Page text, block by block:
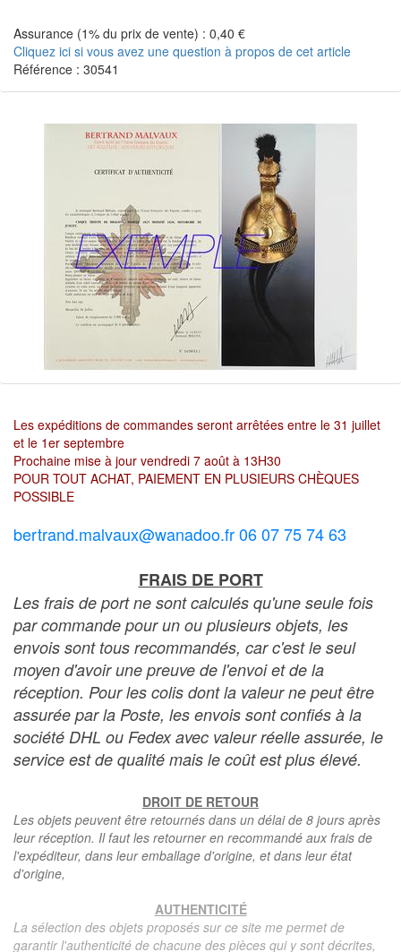
Assurance (1% du prix de vente) : 0,40 €
Cliquez ici si vous avez une question à propos de cet article
Référence : 30541
Les expéditions de commandes seront arrêtées entre le 31 juillet
et le 1er septembre
Prochaine mise à jour vendredi 7 août à 13H30
POUR TOUT ACHAT, PAIEMENT EN PLUSIEURS CHÈQUES
POSSIBLE
bertrand.malvaux@wanadoo.fr 06 07 75 74 63
FRAIS DE PORT
Les frais de port ne sont calculés qu'une seule fois
par commande pour un ou plusieurs objets, les
envois sont tous recommandés, car c'est le seul
moyen d'avoir une preuve de l'envoi et de la
réception. Pour les colis dont la valeur ne peut être
assurée par la Poste, les envois sont confiés à la
société DHL ou Fedex avec valeur réelle assurée, le
service est de qualité mais le coût est plus élevé.
DROIT DE RETOUR
Les objets peuvent être retournés dans un délai de 8 jours après
leur réception. Il faut les retourner en recommandé aux frais de
l'expéditeur, dans leur emballage d'origine, et dans leur état
d'origine,
AUTHENTICITÉ
La sélection des objets proposés sur ce site me permet de
garantir l'authenticité de chacune des pièces qui y sont décrites,